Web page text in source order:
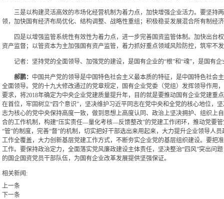
三是以构建灵活高效的市场化经营机制为着力点，加快增强企业活力。要坚持
领，加快国有经济布局优化、结构调整、战略性重组；积极稳妥发展混合所有制
四是以增强监管系统性有效性为着力点，进一步完善国资监管体制。加快出
资产监督；以管资本为主加强国有资产监管，着力抓好重点领域风险防控，筑牢不
记者：坚持党的全面领导、加强党的建设，是国有企业的“根”和“魂”，是国有
郝鹏： 中国共产党的领导是中国特色社会主义最本质的特征，是中国特色社会
全面领导。党的十九大修改通过的党章规定，国有企业党委（党组）发挥领导作
要求，将2018年确定为中央企业党建质量提升年，目的就是要推动国有企业党建
在首位，牢固树立“四个意识”，坚决维护习近平同志在党中央和全党的核心地位
志为核心的党中央保持高度一致，做到思想上高度认同、政治上坚决拥护、组织上
合的工作机制，构建“压实责任—量化考核—反馈整改”的党建工作闭环，推动党要
“管”的制度，完善“督”的机制，切实把好干部选出来用起来，大力提升企业领导人
工作全覆盖，大力创新基层党建工作方式，不断夯实企业党的基层组织建设。要
工作。要保持政治定力，全面落实党风廉政建设主体责任，坚决整治“四风”突出
的国企国资党员干部队伍，为国有企业改革发展提供坚强保证。
相关新闻:
上一条
下一条